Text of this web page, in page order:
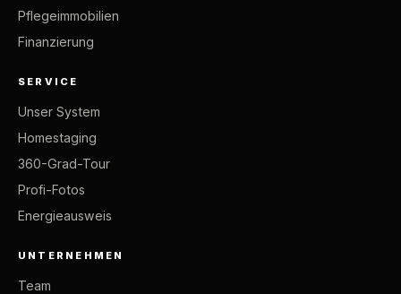
Pflegeimmobilien
Finanzierung
SERVICE
Unser System
Homestaging
360-Grad-Tour
Profi-Fotos
Energieausweis
UNTERNEHMEN
Team